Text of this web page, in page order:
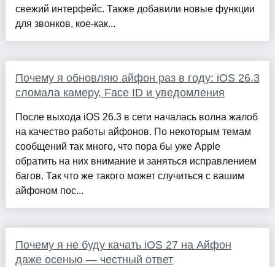
свежий интерфейс. Также добавили новые функции
для звонков, кое-как...
Почему я обновляю айфон раз в году: iOS 26.3
сломала камеру, Face ID и уведомления
После выхода iOS 26.3 в сети началась волна жалоб
на качество работы айфонов. По некоторым темам
сообщений так много, что пора бы уже Apple
обратить на них внимание и заняться исправлением
багов. Так что же такого может случиться с вашим
айфоном пос...
Почему я не буду качать iOS 27 на Айфон
даже осенью — честный ответ